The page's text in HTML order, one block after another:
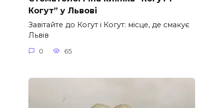
Когут” у Львові
Завітайте до Когут і Когут: місце, де смакує
Львів
0 65